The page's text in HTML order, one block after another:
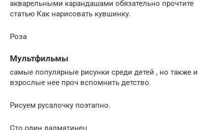
акварельными карандашами обязательно прочтите
статью Как нарисовать кувшинку.
Роза
Мультфильмы
самые популярные рисунки среди детей , но также и
взрослые нее проч вспомнить детство.
Рисуем русалочку поэтапно.
Сто один далматинец